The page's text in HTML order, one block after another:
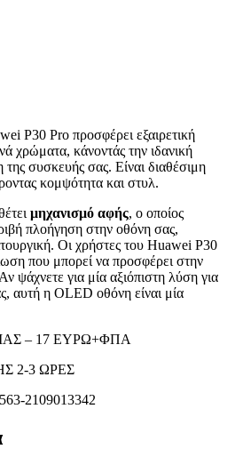
P30 Pro προσφέρει εξαιρετική
χρώματα, κάνοντάς την ιδανική
της συσκευής σας. Είναι διαθέσιμη
κομψότητα και στυλ.
μηχανισμό αφής, ο οποίος
πλοήγηση στην οθόνη σας,
Οι χρήστες του Huawei P30
που μπορεί να προσφέρει στην
ψάχνετε για μία αξιόπιστη λύση για
αυτή η OLED οθόνη είναι μία
– 17 ΕΥΡΩ+ΦΠΑ
2-3 ΩΡΕΣ
2109013342